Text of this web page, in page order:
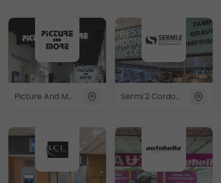
Picture And More Sermi 2 Cordonnerie / Pressing